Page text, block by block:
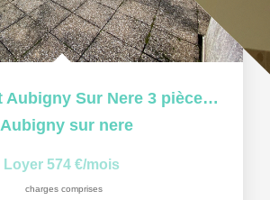
Appartement Aubigny Sur Nere 3 pièce(s) 65 m2
Aubigny sur nere
Loyer 574 €/mois
charges comprises